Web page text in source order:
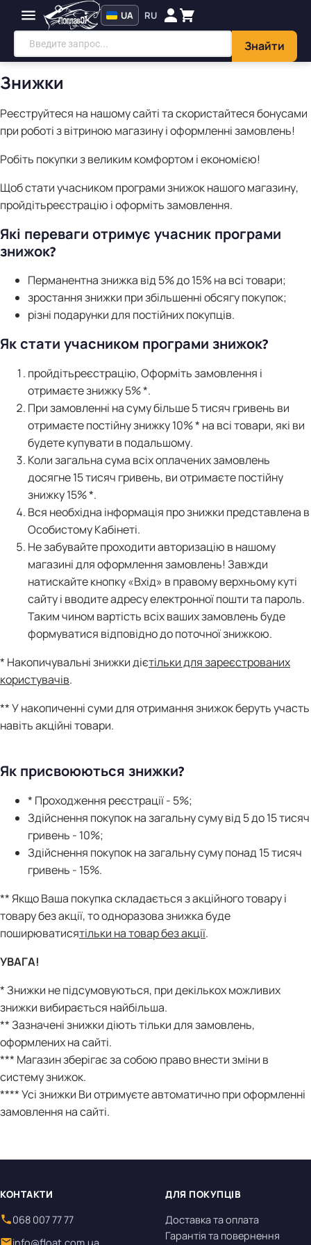
Знайти
UA RU
Знижки
Реєструйтеся на нашому сайті та скористайтеся бонусами
при роботі з вітриною магазину і оформленні замовлень!
Робіть покупки з великим комфортом і економією!
Щоб стати учасником програми знижок нашого магазину,
пройдітьреєстрацію і оформіть замовлення.
Які переваги отримує учасник програми
знижок?
Перманентна знижка від 5% до 15% на всі товари;
зростання знижки при збільшенні обсягу покупок;
різні подарунки для постійних покупців.
Як стати учасником програми знижок?
пройдітьреєстрацію, Оформіть замовлення і
отримаєте знижку 5% *.
При замовленні на суму більше 5 тисяч гривень ви
отримаєте постійну знижку 10% * на всі товари, які ви
будете купувати в подальшому.
Коли загальна сума всіх оплачених замовлень
досягне 15 тисяч гривень, ви отримаєте постійну
знижку 15% *.
Вся необхідна інформація про знижки представлена в
Особистому Кабінеті.
Не забувайте проходити авторизацію в нашому
магазині для оформлення замовлень! Завжди
натискайте кнопку «Вхід» в правому верхньому куті
сайту і вводите адресу електронної пошти та пароль.
Таким чином вартість всіх ваших замовлень буде
формуватися відповідно до поточної знижкою.
* Накопичувальні знижки дієтільки для зареєстрованих
користувачів.
** У накопиченні суми для отримання знижок беруть участь
навіть акційні товари.
Як присвоюються знижки?
* Проходження реєстрації - 5%;
Здійснення покупок на загальну суму від 5 до 15 тисяч
гривень - 10%;
Здійснення покупок на загальну суму понад 15 тисяч
гривень - 15%.
** Якщо Ваша покупка складається з акційного товару і
товару без акції, то одноразова знижка буде
поширюватисятільки на товар без акції.
УВАГА!
* Знижки не підсумовуються, при декількох можливих
знижки вибирається найбільша.
** Зазначені знижки діють тільки для замовлень,
оформлених на сайті.
*** Магазин зберігає за собою право внести зміни в
систему знижок.
**** Усі знижки Ви отримуєте автоматично при оформленні
замовлення на сайті.
КОНТАКТИ
068 007 77 77
ДЛЯ ПОКУПЦІВ
Доставка та оплата
Гарантія та повернення